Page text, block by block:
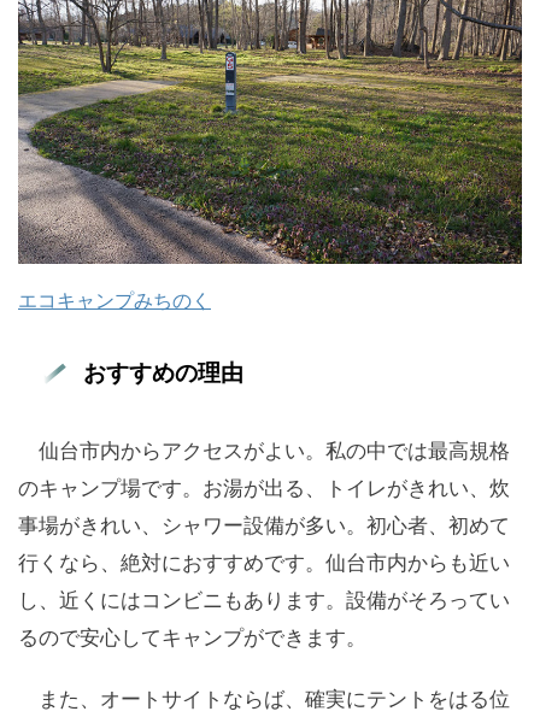
エコキャンプみちのく
おすすめの理由
仙台市内からアクセスがよい。私の中では最高規格
のキャンプ場です。お湯が出る、トイレがきれい、炊
事場がきれい、シャワー設備が多い。初心者、初めて
行くなら、絶対におすすめです。仙台市内からも近い
し、近くにはコンビニもあります。設備がそろってい
るので安心してキャンプができます。
また、オートサイトならば、確実にテントをはる位